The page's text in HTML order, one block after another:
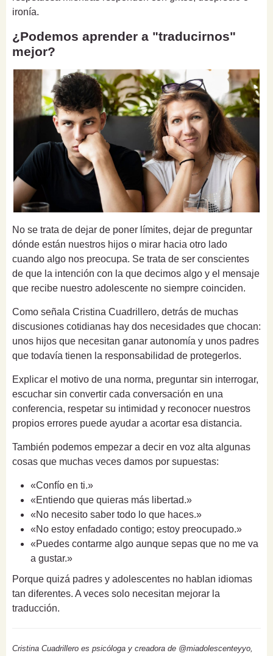
ironía.
¿Podemos aprender a "traducirnos"
mejor?
No se trata de dejar de poner límites, dejar de preguntar
dónde están nuestros hijos o mirar hacia otro lado
cuando algo nos preocupa. Se trata de ser conscientes
de que la intención con la que decimos algo y el mensaje
que recibe nuestro adolescente no siempre coinciden.
Como señala Cristina Cuadrillero, detrás de muchas
discusiones cotidianas hay dos necesidades que chocan:
unos hijos que necesitan ganar autonomía y unos padres
que todavía tienen la responsabilidad de protegerlos.
Explicar el motivo de una norma, preguntar sin interrogar,
escuchar sin convertir cada conversación en una
conferencia, respetar su intimidad y reconocer nuestros
propios errores puede ayudar a acortar esa distancia.
También podemos empezar a decir en voz alta algunas
cosas que muchas veces damos por supuestas:
«Confío en ti.»
«Entiendo que quieras más libertad.»
«No necesito saber todo lo que haces.»
«No estoy enfadado contigo; estoy preocupado.»
«Puedes contarme algo aunque sepas que no me va
a gustar.»
Porque quizá padres y adolescentes no hablan idiomas
tan diferentes. A veces solo necesitan mejorar la
traducción.
Cristina Cuadrillero es psicóloga y creadora de @miadolescenteyyo,